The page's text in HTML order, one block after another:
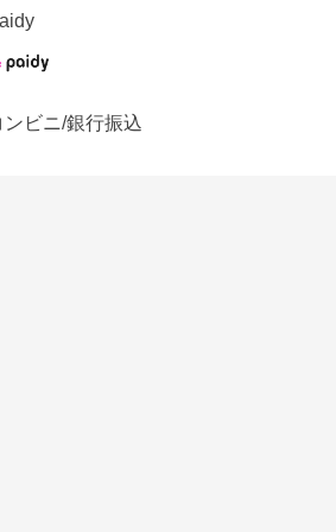
ンビニ/銀行振込